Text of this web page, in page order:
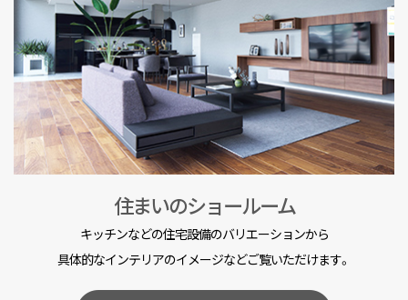
住まいのショールーム
キッチンなどの住宅設備のバリエーションから
具体的なインテリアのイメージなどご覧いただけます。